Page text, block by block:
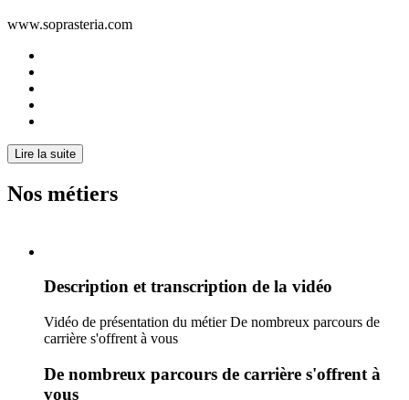
www.soprasteria.com
Lire la suite
Nos métiers
Description et transcription de la vidéo
Vidéo de présentation du métier De nombreux parcours de
carrière s'offrent à vous
De nombreux parcours de carrière s'offrent à
vous